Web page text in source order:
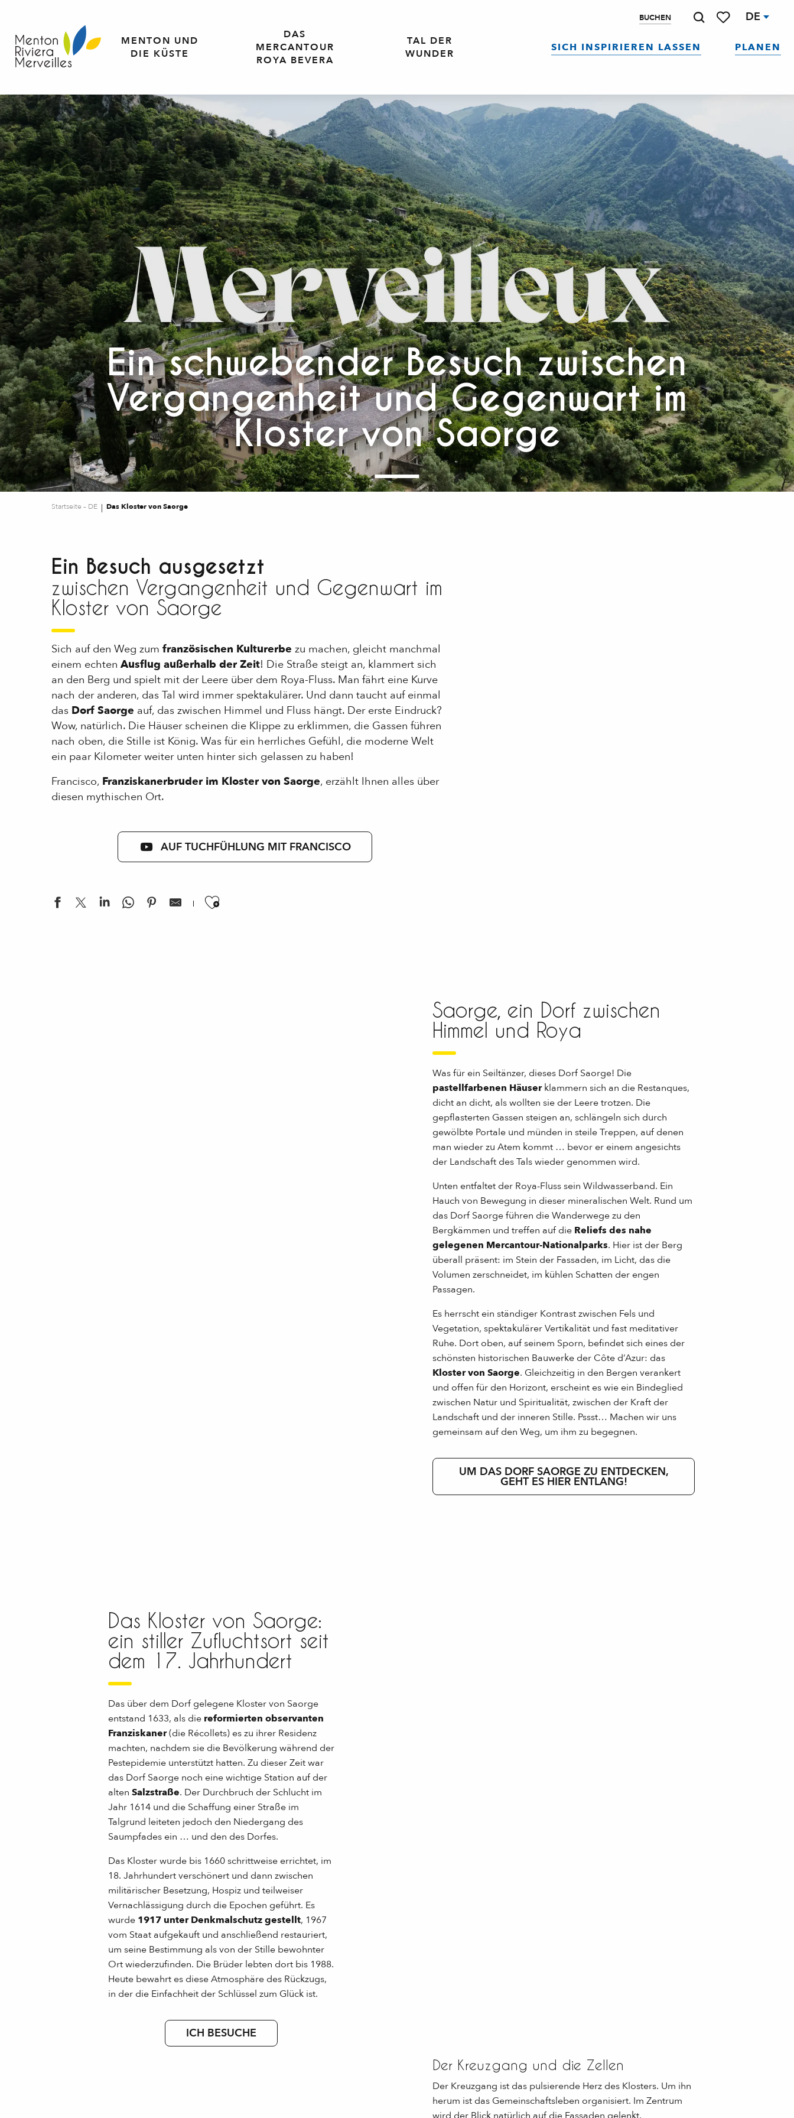
contenu
principal
BUCHEN DE
MENTON UND
DIE KÜSTE
DAS
MERCANTOUR
ROYA BEVERA
TAL DER
WUNDER
SICH INSPIRIEREN LASSEN PLANEN
Ein schwebender Besuch zwischen
Vergangenheit und Gegenwart im
Kloster von Saorge
Startseite – DE Das Kloster von Saorge
Ein Besuch ausgesetzt
zwischen Vergangenheit und Gegenwart im
Kloster von Saorge
Sich auf den Weg zum französischen Kulturerbe zu machen, gleicht manchmal
einem echten Ausflug außerhalb der Zeit! Die Straße steigt an, klammert sich
an den Berg und spielt mit der Leere über dem Roya-Fluss. Man fährt eine Kurve
nach der anderen, das Tal wird immer spektakulärer. Und dann taucht auf einmal
das Dorf Saorge auf, das zwischen Himmel und Fluss hängt. Der erste Eindruck?
Wow, natürlich. Die Häuser scheinen die Klippe zu erklimmen, die Gassen führen
nach oben, die Stille ist König. Was für ein herrliches Gefühl, die moderne Welt
ein paar Kilometer weiter unten hinter sich gelassen zu haben!
Francisco, Franziskanerbruder im Kloster von Saorge, erzählt Ihnen alles über
diesen mythischen Ort.
AUF TUCHFÜHLUNG MIT FRANCISCO
Ajouter aux favoris
Saorge, ein Dorf zwischen
Himmel und Roya
Was für ein Seiltänzer, dieses Dorf Saorge! Die
pastellfarbenen Häuserklammern sich an die Restanques,
dicht an dicht, als wollten sie der Leere trotzen. Die
gepflasterten Gassen steigen an, schlängeln sich durch
gewölbte Portale und münden in steile Treppen, auf denen
man wieder zu Atem kommt … bevor er einem angesichts
der Landschaft des Tals wieder genommen wird.
Unten entfaltet der Roya-Fluss sein Wildwasserband. Ein
Hauch von Bewegung in dieser mineralischen Welt. Rund um
das Dorf Saorge führen die Wanderwege zu den
Bergkämmen und treffen auf die Reliefs des nahe
gelegenen Mercantour-Nationalparks. Hier ist der Berg
überall präsent: im Stein der Fassaden, im Licht, das die
Volumen zerschneidet, im kühlen Schatten der engen
Passagen.
Es herrscht ein ständiger Kontrast zwischen Fels und
Vegetation, spektakulärer Vertikalität und fast meditativer
Ruhe. Dort oben, auf seinem Sporn, befindet sich eines der
schönsten historischen Bauwerke der Côte d’Azur: das
Kloster von Saorge. Gleichzeitig in den Bergen verankert
und offen für den Horizont, erscheint es wie ein Bindeglied
zwischen Natur und Spiritualität, zwischen der Kraft der
Landschaft und der inneren Stille. Pssst… Machen wir uns
gemeinsam auf den Weg, um ihm zu begegnen.
UM DAS DORF SAORGE ZU ENTDECKEN,
GEHT ES HIER ENTLANG!
Das Kloster von Saorge:
ein stiller Zufluchtsort seit
dem 17. Jahrhundert
Das über dem Dorf gelegene Kloster von Saorge
entstand 1633, als die reformierten observanten
Franziskaner(die Récollets) es zu ihrer Residenz
machten, nachdem sie die Bevölkerung während der
Pestepidemie unterstützt hatten. Zu dieser Zeit war
das Dorf Saorge noch eine wichtige Station auf der
alten Salzstraße. Der Durchbruch der Schlucht im
Jahr 1614 und die Schaffung einer Straße im
Talgrund leiteten jedoch den Niedergang des
Saumpfades ein … und den des Dorfes.
Das Kloster wurde bis 1660 schrittweise errichtet, im
18. Jahrhundert verschönert und dann zwischen
militärischer Besetzung, Hospiz und teilweiser
Vernachlässigung durch die Epochen geführt. Es
wurde 1917 unter Denkmalschutz gestellt, 1967
vom Staat aufgekauft und anschließend restauriert,
um seine Bestimmung als von der Stille bewohnter
Ort wiederzufinden. Die Brüder lebten dort bis 1988.
Heute bewahrt es diese Atmosphäre des Rückzugs,
in der die Einfachheit der Schlüssel zum Glück ist.
ICH BESUCHE
Der Kreuzgang und die Zellen
Der Kreuzgang ist das pulsierende Herz des Klosters. Um ihn
herum ist das Gemeinschaftsleben organisiert. Im Zentrum